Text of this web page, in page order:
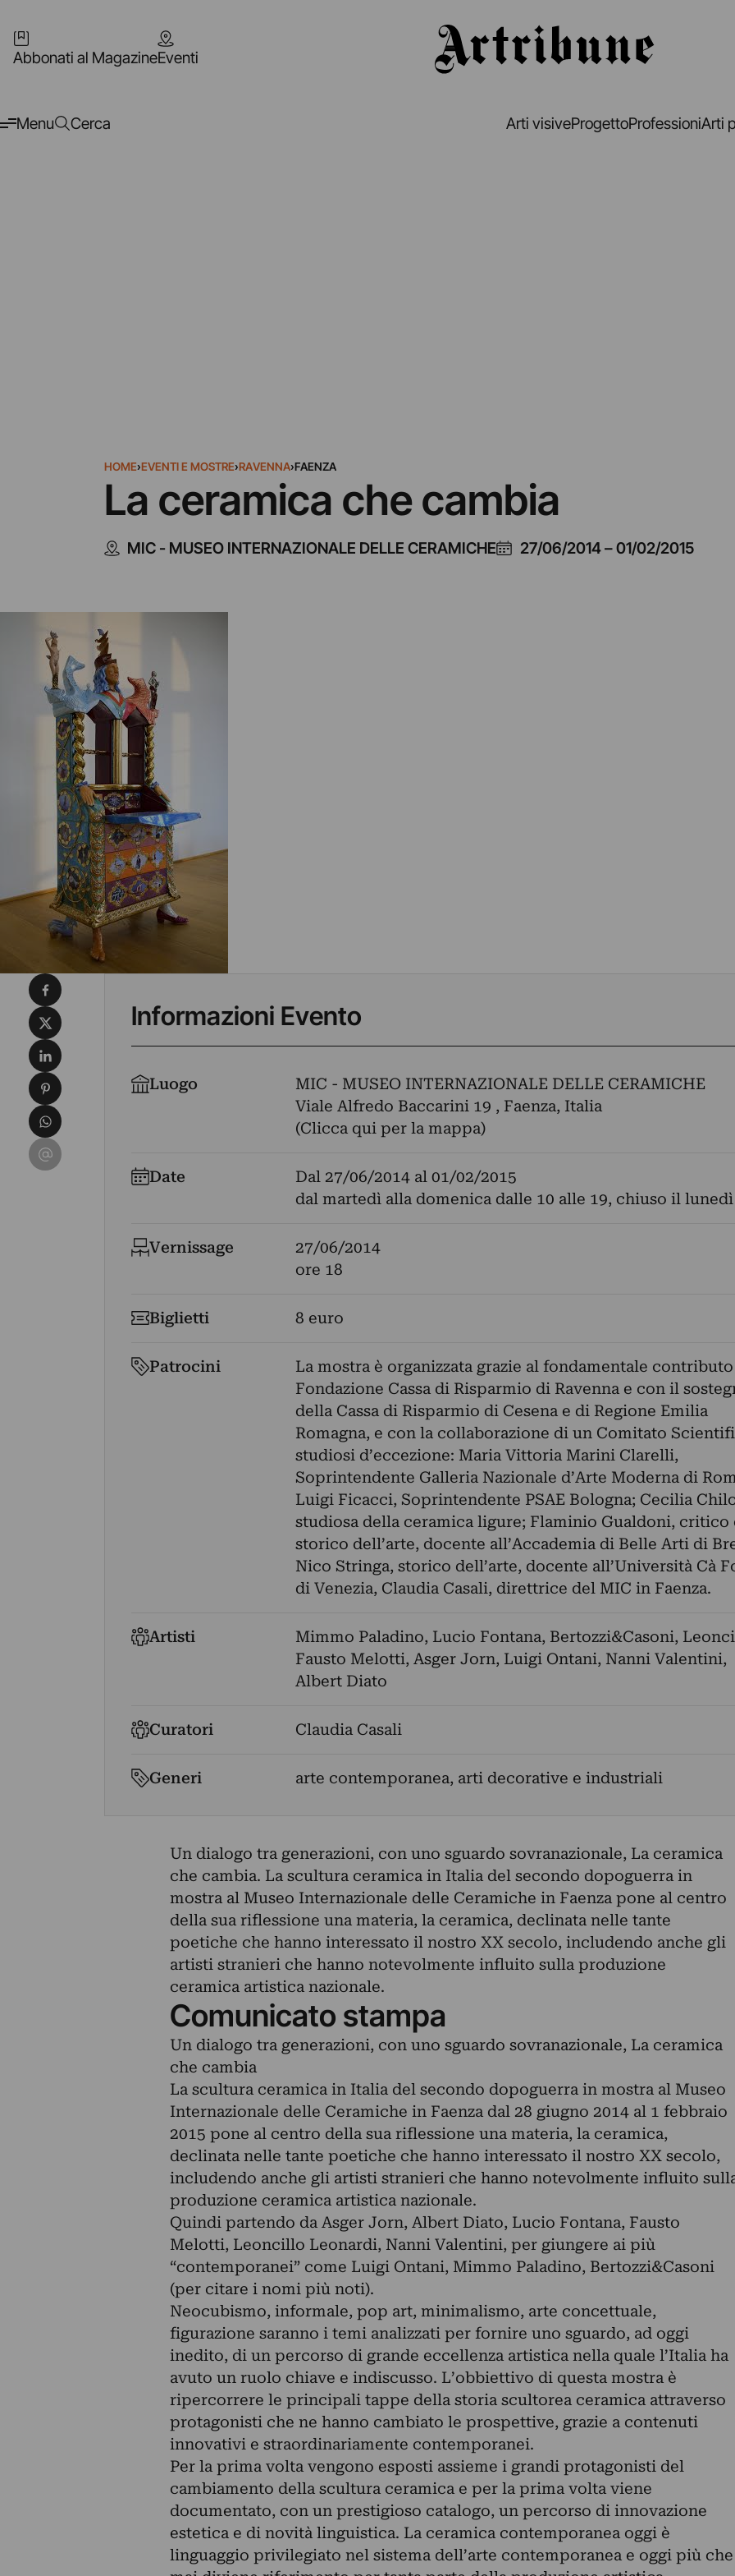
Abbonati al MagazineEventi
Menu Cerca Arti visiveProgettoProfessioniArti
HOME›EVENTI E MOSTRE›RAVENNA›FAENZA
La ceramica che cambia
MIC - MUSEO INTERNAZIONALE DELLE CERAMICHE 27/06/2014–01/02/2015
Informazioni Evento
Luogo
MIC - MUSEO INTERNAZIONALE DELLE CERAMICHE
Viale Alfredo Baccarini 19 , Faenza, Italia
(Clicca qui per la mappa)
Date Dal 27/06/2014al 01/02/2015
dal martedì alla domenica dalle 10 alle 19, chiuso il lunedì
Vernissage
27/06/2014
ore 18
Biglietti 8 euro
Patrocini
La mostra è organizzata grazie al fondamentale
Fondazione Cassa di Risparmio di Ravenna e con il
della Cassa di Risparmio di Cesena e di Regione Emilia
Romagna, e con la collaborazione di un Comitato
studiosi d’eccezione: Maria Vittoria Marini Clarelli,
Soprintendente Galleria Nazionale d’Arte Moderna di
Luigi Ficacci, Soprintendente PSAE Bologna; Cecilia
studiosa della ceramica ligure; Flaminio Gualdoni, critico
storico dell’arte, docente all’Accademia di Belle Arti di
Nico Stringa, storico dell’arte, docente all’Università Cà
di Venezia, Claudia Casali, direttrice del MIC in Faenza.
Artisti Mimmo Paladino, Lucio Fontana, Bertozzi&Casoni,
Fausto Melotti, Asger Jorn, Luigi Ontani, Nanni Valentini,
Albert Diato
Curatori Claudia Casali
Generi arte contemporanea, arti decorative e industriali
Un dialogo tra generazioni, con uno sguardo sovranazionale, La ceramica
che cambia. La scultura ceramica in Italia del secondo dopoguerra in
mostra al Museo Internazionale delle Ceramiche in Faenza pone al centro
della sua riflessione una materia, la ceramica, declinata nelle tante
poetiche che hanno interessato il nostro XX secolo, includendo anche gli
artisti stranieri che hanno notevolmente influito sulla produzione
ceramica artistica nazionale.
Comunicato stampa
Un dialogo tra generazioni, con uno sguardo sovranazionale, La ceramica
che cambia
La scultura ceramica in Italia del secondo dopoguerra in mostra al Museo
Internazionale delle Ceramiche in Faenza dal 28 giugno 2014 al 1 febbraio
2015 pone al centro della sua riflessione una materia, la ceramica,
declinata nelle tante poetiche che hanno interessato il nostro XX secolo,
includendo anche gli artisti stranieri che hanno notevolmente influito
produzione ceramica artistica nazionale.
Quindi partendo da Asger Jorn, Albert Diato, Lucio Fontana, Fausto
Melotti, Leoncillo Leonardi, Nanni Valentini, per giungere ai più
“contemporanei” come Luigi Ontani, Mimmo Paladino, Bertozzi&Casoni
(per citare i nomi più noti).
Neocubismo, informale, pop art, minimalismo, arte concettuale,
figurazione saranno i temi analizzati per fornire uno sguardo, ad oggi
inedito, di un percorso di grande eccellenza artistica nella quale l’Italia ha
avuto un ruolo chiave e indiscusso. L’obbiettivo di questa mostra è
ripercorrere le principali tappe della storia scultorea ceramica attraverso
protagonisti che ne hanno cambiato le prospettive, grazie a contenuti
innovativi e straordinariamente contemporanei.
Per la prima volta vengono esposti assieme i grandi protagonisti del
cambiamento della scultura ceramica e per la prima volta viene
documentato, con un prestigioso catalogo, un percorso di innovazione
estetica e di novità linguistica. La ceramica contemporanea oggi è
linguaggio privilegiato nel sistema dell’arte contemporanea e oggi più che
Condividi su Facebook
Condividi su X
Condividi su LinkedIn
Condividi su Pinterest
Condividi su WhatsApp
Condividi su Email